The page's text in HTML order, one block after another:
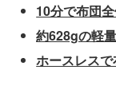
10分で布団
約628gの軽
ホースレス